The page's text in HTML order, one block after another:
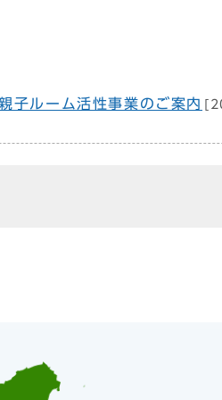
子ルーム活性事業のご案内